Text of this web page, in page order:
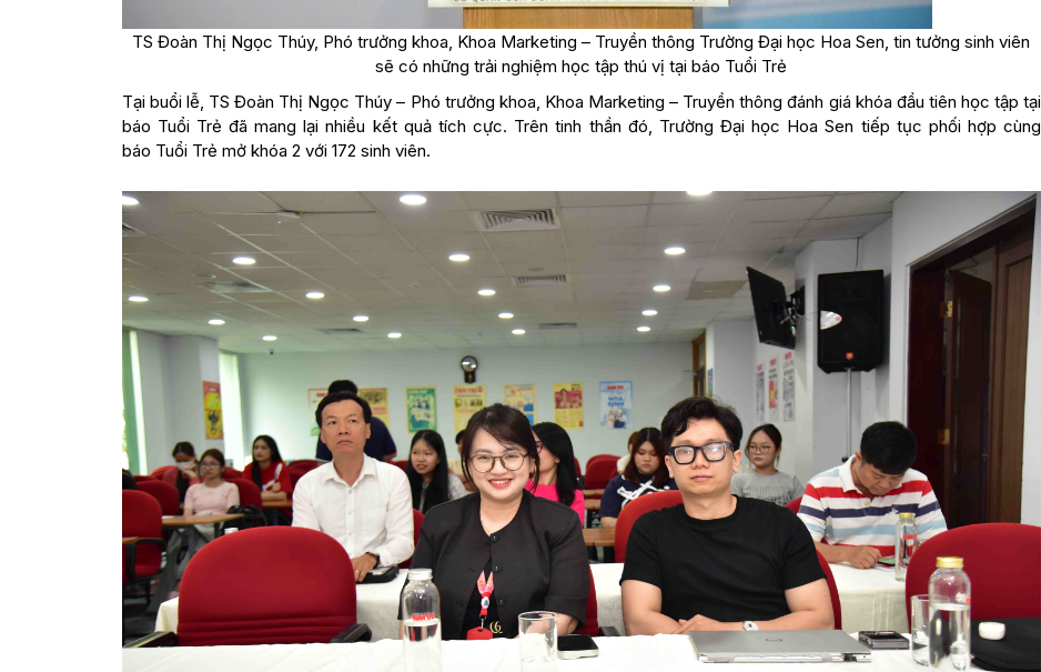
TS Đoàn Thị Ngọc Thúy, Phó trưởng khoa, Khoa Marketing – Truyền thông Trường Đại học Hoa Sen, tin tưởng sinh viên
sẽ có những trải nghiệm học tập thú vị tại báo Tuổi Trẻ
Tại buổi lễ, TS Đoàn Thị Ngọc Thúy – Phó trưởng khoa, Khoa Marketing – Truyền thông đánh giá khóa đầu tiên học tập tại
báo Tuổi Trẻ đã mang lại nhiều kết quả tích cực. Trên tinh thần đó, Trường Đại học Hoa Sen tiếp tục phối hợp cùng
báo Tuổi Trẻ mở khóa 2 với 172 sinh viên.